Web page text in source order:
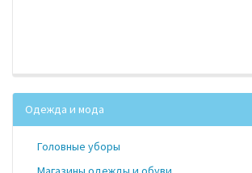
Одежда и мода
Головные уборы